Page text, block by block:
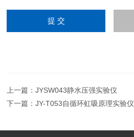
上一篇：JYSW043静水压强实验仪
下一篇：JY-T053自循环虹吸原理实验仪